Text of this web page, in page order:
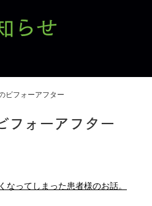
らせ
ビフォーアフター
フォーアフター
なってしまった患者様のお話。